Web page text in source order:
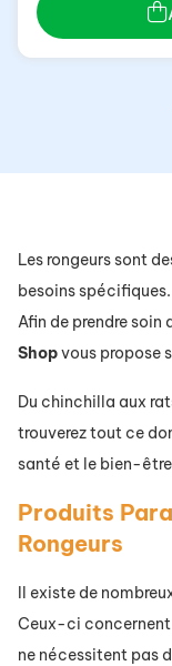
Les rongeurs sont
besoins spécifiques.
Afin de prendre soin
Shopvous propose
Du chinchilla aux
trouverez tout ce
santé et le bien-
Produits
Rongeurs
Il existe de
Ceux-ci
ne nécessitent pas